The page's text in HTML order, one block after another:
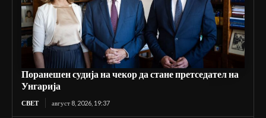
Поранешен судија на чекор да стане претседател на
Унгарија
СВЕТ август 8, 2026, 19:37